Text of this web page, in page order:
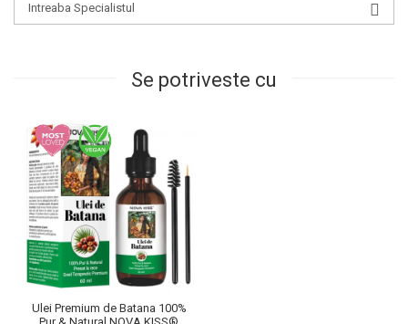
Intreaba Specialistul
Se potriveste cu
Ulei Premium de Batana 100%